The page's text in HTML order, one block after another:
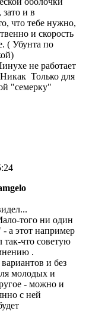
и в
что тебе нужно,
и скорость
( Убунта по
не работает
Только для
"семерку"
того ни один
а этот например
так-что советую
.
и без
молодых и
- можно и
с ней